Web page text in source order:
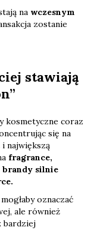
na wczesnym
zostanie
stawiają
kosmetyczne coraz
się na
największą
fragrance,
brandy silnie
oznaczać
ale również
bardziej